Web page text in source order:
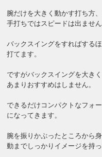
腕だけを大きく動かす打ち方
手打ちではスピードは出ません
バックスイングをすればする
打てます。
ですがバックスイングを大き
あまりおすすめはしません。
できるだけコンパクトなフォ
になってきます。
腕を振りかぶったところから
動までしっかりイメージを持